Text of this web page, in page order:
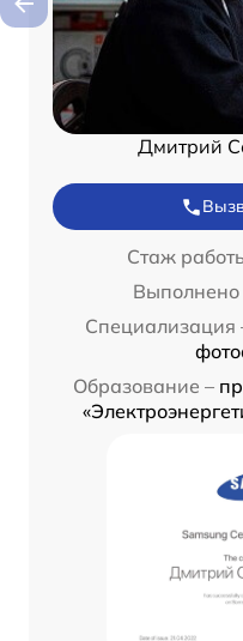
Дмитрий
Стаж
Выполнено
Специализация
Образование –